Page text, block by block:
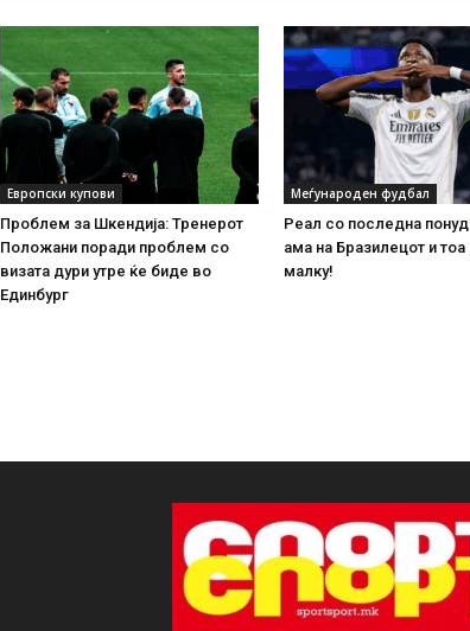
Европски купови
Проблем за Шкендија: Тренерот
Положани поради проблем со
визата дури утре ќе биде во
Единбург
Меѓународен фудбал
Реал со последна
ама на Бразилецот и тоа
малку!